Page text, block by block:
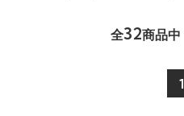
全32商品中
1